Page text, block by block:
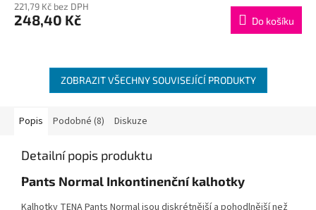
221,79 Kč bez DPH
248,40 Kč Do košíku
ZOBRAZIT VŠECHNY SOUVISEJÍCÍ PRODUKTY
Popis Podobné (8) Diskuze
Detailní popis produktu
Pants Normal Inkontinenční kalhotky